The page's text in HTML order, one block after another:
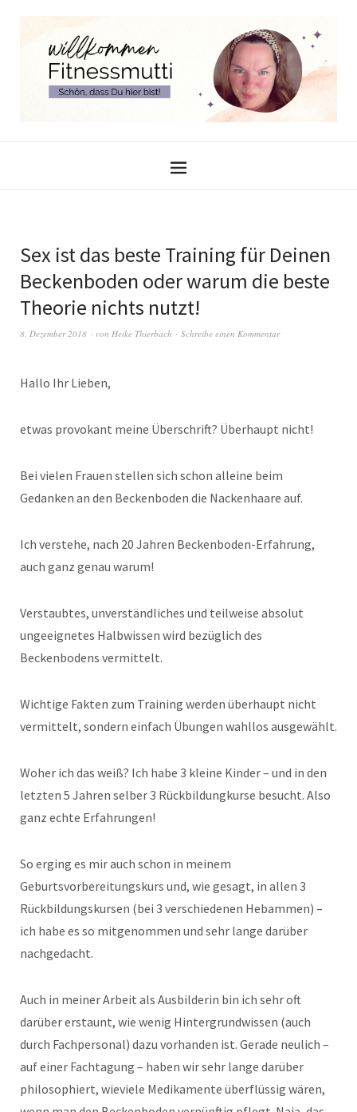
Sex ist das beste Training für Deinen
Beckenboden oder warum die beste
Theorie nichts nutzt!
8. Dezember 2018 von Heike Thierbach Schreibe einen Kommentar
Hallo Ihr Lieben,
etwas provokant meine Überschrift? Überhaupt nicht!
Bei vielen Frauen stellen sich schon alleine beim
Gedanken an den Beckenboden die Nackenhaare auf.
Ich verstehe, nach 20 Jahren Beckenboden-Erfahrung,
auch ganz genau warum!
Verstaubtes, unverständliches und teilweise absolut
ungeeignetes Halbwissen wird bezüglich des
Beckenbodens vermittelt.
Wichtige Fakten zum Training werden überhaupt nicht
vermittelt, sondern einfach Übungen wahllos ausgewählt.
Woher ich das weiß? Ich habe 3 kleine Kinder – und in den
letzten 5 Jahren selber 3 Rückbildungkurse besucht. Also
ganz echte Erfahrungen!
So erging es mir auch schon in meinem
Geburtsvorbereitungskurs und, wie gesagt, in allen 3
Rückbildungskursen (bei 3 verschiedenen Hebammen) –
ich habe es so mitgenommen und sehr lange darüber
nachgedacht.
Auch in meiner Arbeit als Ausbilderin bin ich sehr oft
darüber erstaunt, wie wenig Hintergrundwissen (auch
durch Fachpersonal) dazu vorhanden ist. Gerade neulich –
auf einer Fachtagung – haben wir sehr lange darüber
philosophiert, wieviele Medikamente überflüssig wären,